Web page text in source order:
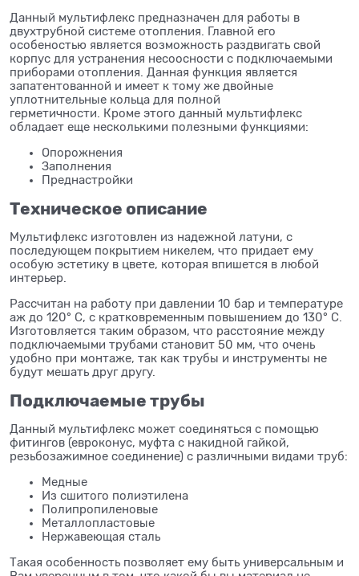
Данный мультифлекс предназначен для работы в
двухтрубной системе отопления. Главной его
особеностью является возможность раздвигать свой
корпус для устранения несоосности с подключаемыми
приборами отопления. Данная функция является
запатентованной и имеет к тому же двойные
уплотнительные кольца для полной
герметичности. Кроме этого данный мультифлекс
обладает еще несколькими полезными функциями:
Опорожнения
Заполнения
Преднастройки
Техническое описание
Мультифлекс изготовлен из надежной латуни, с
последующем покрытием никелем, что придает ему
особую эстетику в цвете, которая впишется в любой
интерьер.
Рассчитан на работу при давлении 10 бар и температуре
аж до 120° С, с кратковременным повышением до 130° С.
Изготовляется таким образом, что расстояние между
подключаемыми трубами становит 50 мм, что очень
удобно при монтаже, так как трубы и инструменты не
будут мешать друг другу.
Подключаемые трубы
Данный мультифлекс может соединяться с помощью
фитингов (евроконус, муфта с накидной гайкой,
резьбозажимное соединение) с различными видами труб:
Медные
Из сшитого полиэтилена
Полипропиленовые
Металлопластовые
Нержавеющая сталь
Такая особенность позволяет ему быть универсальным и